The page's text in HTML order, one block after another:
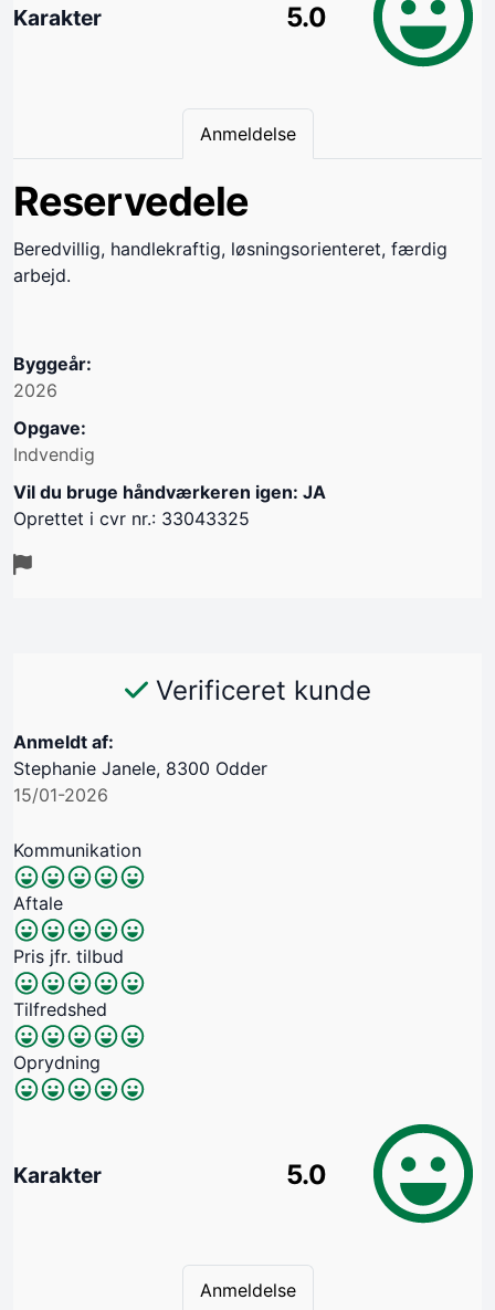
Karakter 5.0
Anmeldelse
Reservedele
Beredvillig, handlekraftig, løsningsorienteret, færdig
arbejd.
Byggeår:
2026
Opgave:
Indvendig
Vil du bruge håndværkeren igen: JA
Oprettet i cvr nr.: 33043325
Verificeret kunde
Anmeldt af:
Stephanie Janele, 8300 Odder
15/01-2026
Kommunikation
Aftale
Pris jfr. tilbud
Tilfredshed
Oprydning
Karakter 5.0
Anmeldelse